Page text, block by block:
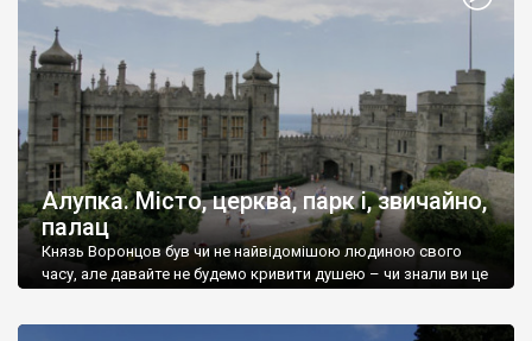
Алупка. Місто, церква, парк і, звичайно,
палац
Князь Воронцов був чи не найвідомішою людиною свого
часу, але давайте не будемо кривити душею – чи знали ви це